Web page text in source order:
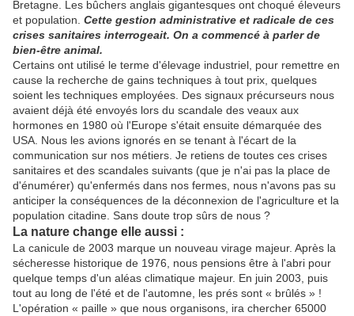
Bretagne. Les bûchers anglais gigantesques ont choqué éleveurs
et population. Cette gestion administrative et radicale de ces
crises sanitaires interrogeait. On a commencé à parler de
bien-être animal.
Certains ont utilisé le terme d'élevage industriel, pour remettre en
cause la recherche de gains techniques à tout prix, quelques
soient les techniques employées. Des signaux précurseurs nous
avaient déjà été envoyés lors du scandale des veaux aux
hormones en 1980 où l'Europe s'était ensuite démarquée des
USA. Nous les avions ignorés en se tenant à l'écart de la
communication sur nos métiers. Je retiens de toutes ces crises
sanitaires et des scandales suivants (que je n'ai pas la place de
d'énumérer) qu'enfermés dans nos fermes, nous n'avons pas su
anticiper la conséquences de la déconnexion de l'agriculture et la
population citadine. Sans doute trop sûrs de nous ?
La nature change elle aussi :
La canicule de 2003 marque un nouveau virage majeur. Après la
sécheresse historique de 1976, nous pensions être à l'abri pour
quelque temps d'un aléas climatique majeur. En juin 2003, puis
tout au long de l'été et de l'automne, les prés sont « brûlés » !
L'opération « paille » que nous organisons, ira chercher 65000